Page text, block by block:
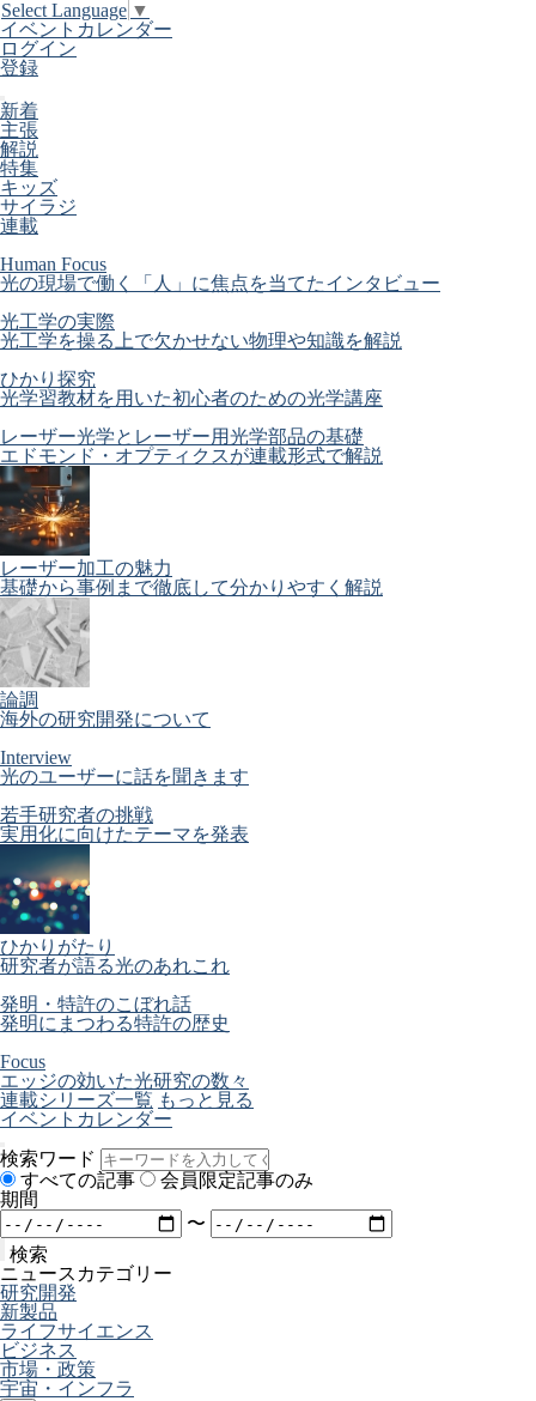
Select Language ▼
イベントカレンダー
ログイン
登録
新着
主張
解説
特集
キッズ
サイラジ
連載
Human Focus
光の現場で働く「人」に焦点を当てたインタビュー
光工学の実際
光工学を操る上で欠かせない物理や知識を解説
ひかり探究
光学習教材を用いた初心者のための光学講座
レーザー光学とレーザー用光学部品の基礎
エドモンド・オプティクスが連載形式で解説
レーザー加工の魅力
基礎から事例まで徹底して分かりやすく解説
論調
海外の研究開発について
Interview
光のユーザーに話を聞きます
若手研究者の挑戦
実用化に向けたテーマを発表
ひかりがたり
研究者が語る光のあれこれ
発明・特許のこぼれ話
発明にまつわる特許の歴史
Focus
エッジの効いた光研究の数々
連載シリーズ一覧 もっと見る
イベントカレンダー
検索ワード
すべての記事
会員限定記事のみ
期間
〜
検索
ニュースカテゴリー
研究開発
新製品
ライフサイエンス
ビジネス
市場・政策
宇宙・インフラ